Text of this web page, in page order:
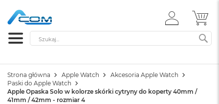
ZALOGUJ
SIĘ
Szukaj
Strona główna Apple Watch
Akcesoria Apple Watch
Paski do Apple Watch
Apple Opaska Solo w kolorze skórki cytryny do koperty 40mm /
41mm / 42mm - rozmiar 4